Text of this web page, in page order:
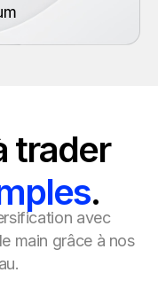
trader
.
avec
main grâce à nos